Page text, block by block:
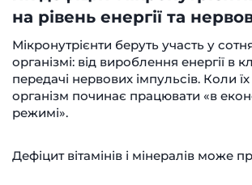
на рівень енергії та
Мікронутрієнти беруть участь у
організмі: від вироблення енергії в
передачі нервових імпульсів. Коли
організм починає працювати «в
режимі».
Дефіцит вітамінів і мінералів може